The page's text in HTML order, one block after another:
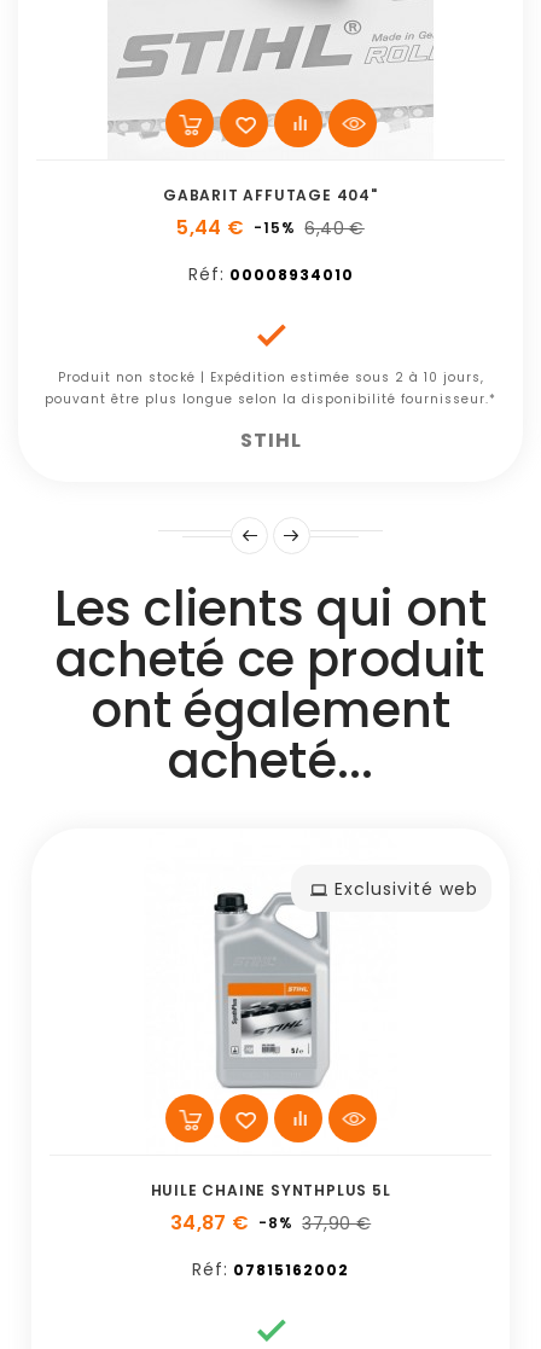
GABARIT AFFUTAGE 404"
5,44 € -15% 6,40 €
Réf: 00008934010

Produit non stocké | Expédition estimée sous 2 à 10 jours,
pouvant être plus longue selon la disponibilité fournisseur.*
STIHL
Les clients qui ont
acheté ce produit
ont également
acheté...
Exclusivité web
HUILE CHAINE SYNTHPLUS 5L
34,87 € -8% 37,90 €
Réf: 07815162002
